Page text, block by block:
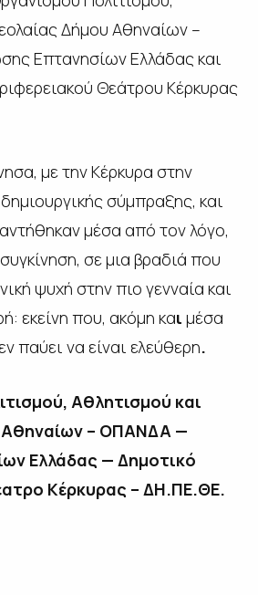
Δήμου Αθηναίων –
Επτανησίων Ελλάδας και
Θεάτρου Κέρκυρας
με την Κέρκυρα στην
σύμπραξης, και
μέσα από τον λόγο,
σε μια βραδιά που
ψυχή στην πιο γενναία και
εκείνη που, ακόμη και μέσα
παύει να είναι ελεύθερη.
Αθλητισμού και
Αθηναίων – ΟΠΑΝΔΑ —
Ελλάδας — Δημοτικό
Κέρκυρας – ΔΗ.ΠΕ.ΘΕ.